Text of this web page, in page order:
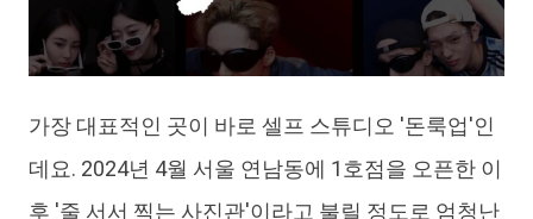
가장 대표적인 곳이 바로 셀프 스튜디오 '돈룩업'인
데요. 2024년 4월 서울 연남동에 1호점을 오픈한 이
후 '줄 서서 찍는 사진관'이라고 불릴 정도로 엄청난